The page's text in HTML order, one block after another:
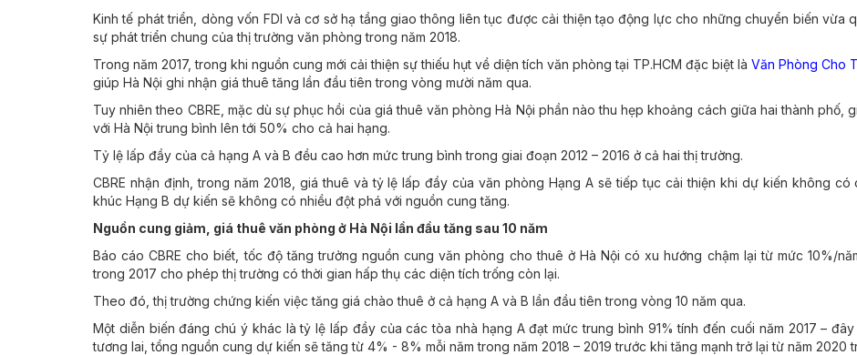
Kinh tế phát triển, dòng vốn FDI và cơ sở hạ tầng giao thông liên tục được cải thiện tạo động lực cho những chuyển biến vừa
sự phát triển chung của thị trường văn phòng trong năm 2018.
Trong năm 2017, trong khi nguồn cung mới cải thiện sự thiếu hụt về diện tích văn phòng tại TP.HCM đặc biệt là Văn Phòng Cho
giúp Hà Nội ghi nhận giá thuê tăng lần đầu tiên trong vòng mười năm qua.
Tuy nhiên theo CBRE, mặc dù sự phục hồi của giá thuê văn phòng Hà Nội phần nào thu hẹp khoảng cách giữa hai thành phố,
với Hà Nội trung bình lên tới 50% cho cả hai hạng.
Tỷ lệ lấp đầy của cả hạng A và B đều cao hơn mức trung bình trong giai đoạn 2012 – 2016 ở cả hai thị trường.
CBRE nhận định, trong năm 2018, giá thuê và tỷ lệ lấp đầy của văn phòng Hạng A sẽ tiếp tục cải thiện khi dự kiến không
khúc Hạng B dự kiến sẽ không có nhiều đột phá với nguồn cung tăng.
Nguồn cung giảm, giá thuê văn phòng ở Hà Nội lần đầu tăng sau 10 năm
Báo cáo CBRE cho biết, tốc độ tăng trưởng nguồn cung văn phòng cho thuê ở Hà Nội có xu hướng chậm lại từ mức 10%/
trong 2017 cho phép thị trường có thời gian hấp thụ các diện tích trống còn lại.
Theo đó, thị trường chứng kiến việc tăng giá chào thuê ở cả hạng A và B lần đầu tiên trong vòng 10 năm qua.
Một diễn biến đáng chú ý khác là tỷ lệ lấp đầy của các tòa nhà hạng A đạt mức trung bình 91% tính đến cuối năm 2017 –
tương lai, tổng nguồn cung dự kiến sẽ tăng từ 4% - 8% mỗi năm trong năm 2018 – 2019 trước khi tăng mạnh trở lại từ năm 2020